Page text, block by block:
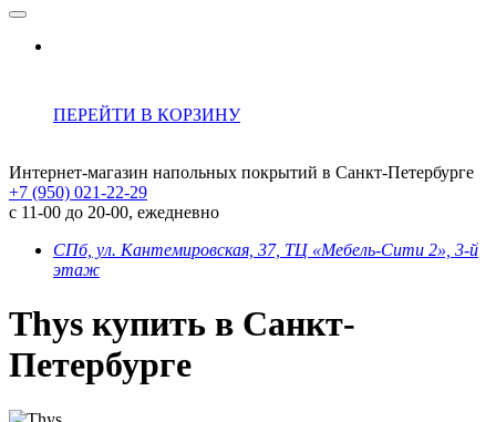
ПЕРЕЙТИ В КОРЗИНУ
Интернет-магазин напольных покрытий в Санкт-Петербурге
+7 (950) 021-22-29
с 11-00 до 20-00, ежедневно
СПб, ул. Кантемировская, 37, ТЦ «Мебель-Сити 2», 3-й
этаж
Thys купить в Санкт-
Петербурге